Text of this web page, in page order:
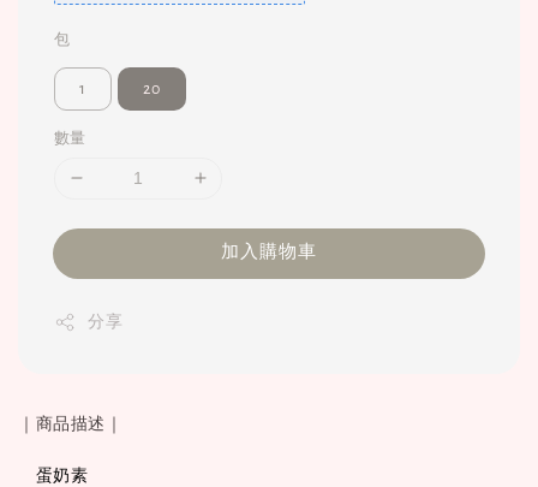
包
1 20
數量
加入購物車
分享
｜商品描述｜
蛋奶素